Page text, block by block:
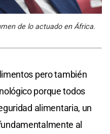
de lo actuado en África.
pero también
porque todos
alimentaria, un
al